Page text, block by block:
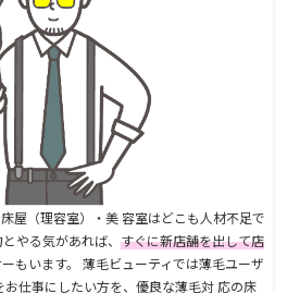
屋（理容室）・美 容室はどこも人材不足で
やる気があれば、 すぐに新店舗を出して店
もいます。 薄毛ビューティでは薄毛ユーザ
仕事にしたい方を、優良な薄毛対 応の床